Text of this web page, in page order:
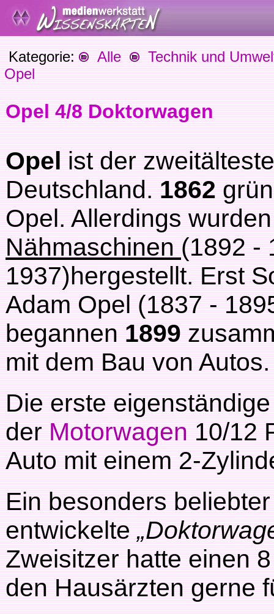
Kategorie: Alle
Technik und
Opel
Opel 4/8 Doktorwagen
Opelist der
Deutschland.1862
Opel. Allerdings
Nähmaschinen(1892 -
1937)hergestellt. Erst
Adam Opel (1837 -
begannen1899
mit dem Bau von Autos.
Die erste
derMotorwagen10/12
Auto mit einem 2-
Ein besonders
entwickelte
Zweisitzer hatte einen
den Hausärzten gerne